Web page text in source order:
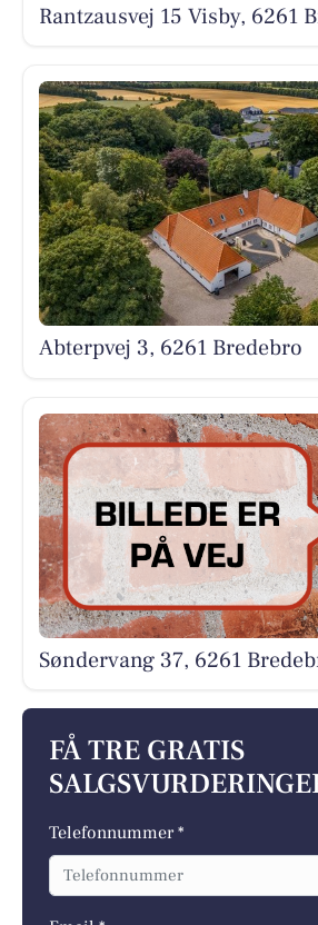
Rantzausvej 15 Visby, 6261
Abterpvej 3, 6261 Bredebro
Søndervang 37, 6261
FÅ TRE GRATIS
Telefonnummer *